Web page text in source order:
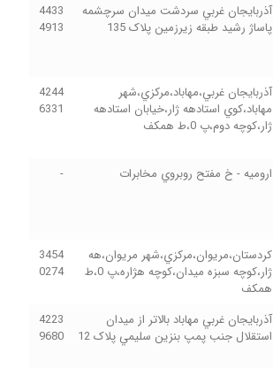
آذربايجان غربي سردشت ميدان سرچشمه
پاساژ رشيد طبقه زيرزمين پلاک 135
4433
4913
آذربايجان غربي،مهاباد،مرکزي،شهر
مهاباد،کوي استادهه ژار،خيابان استادهه
ژار،کوچه دوم،پ 0،ط همکف
4244
6331
اروميه - خ مفتح روبروي مخابرات -
کردستان،مريوان،مرکزي،شهر مريوان،هه
ژار،کوچه سبزه ميدان،کوچه هژاره،پ 0،ط
همکف
3454
0274
آذربايجان غربي مهاباد بالاتر از ميدان
استقلال جنب پمپ بنزين سليمي پلاک 12
4223
9680